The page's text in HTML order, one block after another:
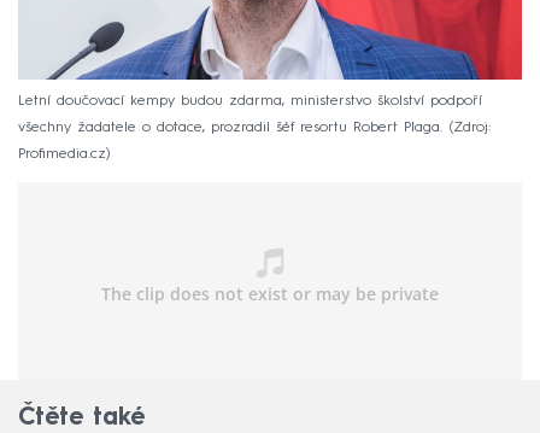
Letní doučovací kempy budou zdarma, ministerstvo školství podpoří
všechny žadatele o dotace, prozradil šéf resortu Robert Plaga.
Zdroj:
Profimedia.cz
Čtěte také